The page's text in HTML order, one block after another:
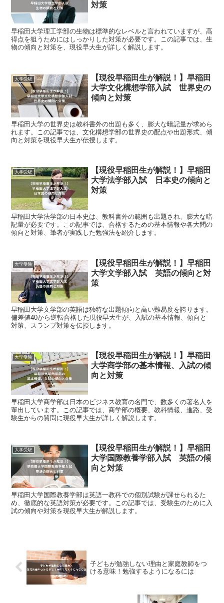
対策
早稲田大学理工学部の生物は標準的なレベルと言われていますが、高
得点を狙うためにはしっかりした対策が必要です。この記事では、生
物の傾向と対策を、現役早大生が詳しく解説します。
大学受験
【現役早稲田生が解説！】早稲田
大学文化構想学部入試 世界史の
傾向と対策
早稲田大学の世界史は教科書外の出題も多く、膨大な暗記量が求めら
れます。この記事では、文化構想学部の世界史の配点や出題形式、傾
向と対策を現役早大生が伝授します。
大学受験
【現役早稲田生が解説！】早稲田
大学法学部入試 日本史の傾向と
対策
早稲田大学法学部の日本史は、教科書外の範囲も出題され、膨大な暗
記量が必要です。この記事では、合格するための基本情報や各大問の
傾向と対策、筆者が実践した勉強法を紹介します。
大学受験
【現役早稲田生が解説！】早稲田
大学文学部入試 英語の傾向と対
策
早稲田大学文学部の英語は独特な出題傾向と高い難易度を誇ります。
偏差値40から逆転合格した現役早大生が、入試の基本情報、傾向と
対策、スランプ対策を伝授します。
大学受験
【現役早稲田生が解説！】早稲田
大学商学部の基本情報、入試の傾
向と対策
早稲田大学商学部は日本のビジネス教育の名門で、数多くの著名人を
輩出しています。この記事では、商学部の概要、教科情報、進路、受
験生からの質問に現役早大生が詳しく解説します。
大学受験
【現役早稲田生が解説！】早稲田
大学国際教養学部入試 英語の傾
向と対策
早稲田大学国際教養学部は英語一教科での個別試験が課せられるた
め、徹底的な英語対策が必要です。この記事では、受験生のために入
試の傾向や対策を現役早大生が解説します。
子どもが勉強しない理由と家庭教師をつ
ける意味！勉強するようになるには